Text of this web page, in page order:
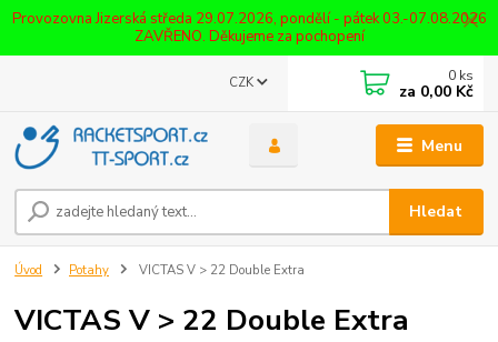
Provozovna Jizerská středa 29.07.2026, pondělí - pátek 03.-07.08.2026
ZAVŘENO. Děkujeme za pochopení
Menu
CZK
Hledat
0 ks
za 0,00 Kč
Úvod Potahy VICTAS V > 22 Double Extra
VICTAS V > 22 Double Extra